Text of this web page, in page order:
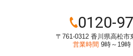
0120-
〒761-0312 香川県高松市
営業時間 9時～19